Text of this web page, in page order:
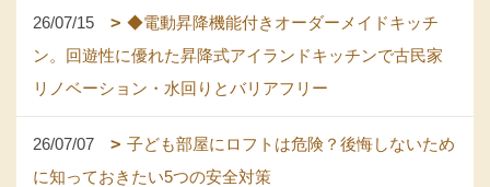
26/07/15
◆電動昇降機能付きオーダーメイドキッチ
ン。回遊性に優れた昇降式アイランドキッチンで古民家
リノベーション・水回りとバリアフリー
26/07/07
子ども部屋にロフトは危険？後悔しないため
に知っておきたい5つの安全対策